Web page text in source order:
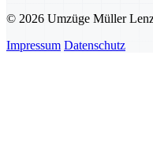
© 2026 Umzüge Müller
Impressum Datenschutz